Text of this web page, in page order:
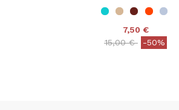
7,50 €
Price reduced from
15,00 €to-50%